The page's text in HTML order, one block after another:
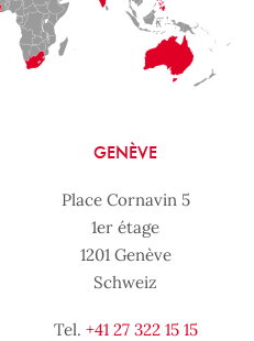
GENÈVE
Place Cornavin 5
1er étage
1201 Genève
Schweiz
Tel. +41 27 322 15 15